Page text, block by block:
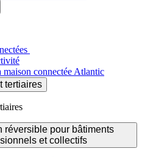
maison connectée Atlantic
tertiaires
réversible pour bâtiments
et collectifs